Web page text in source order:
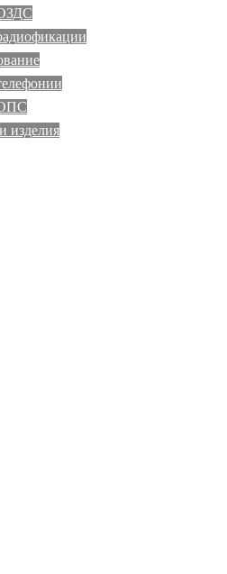
изделия